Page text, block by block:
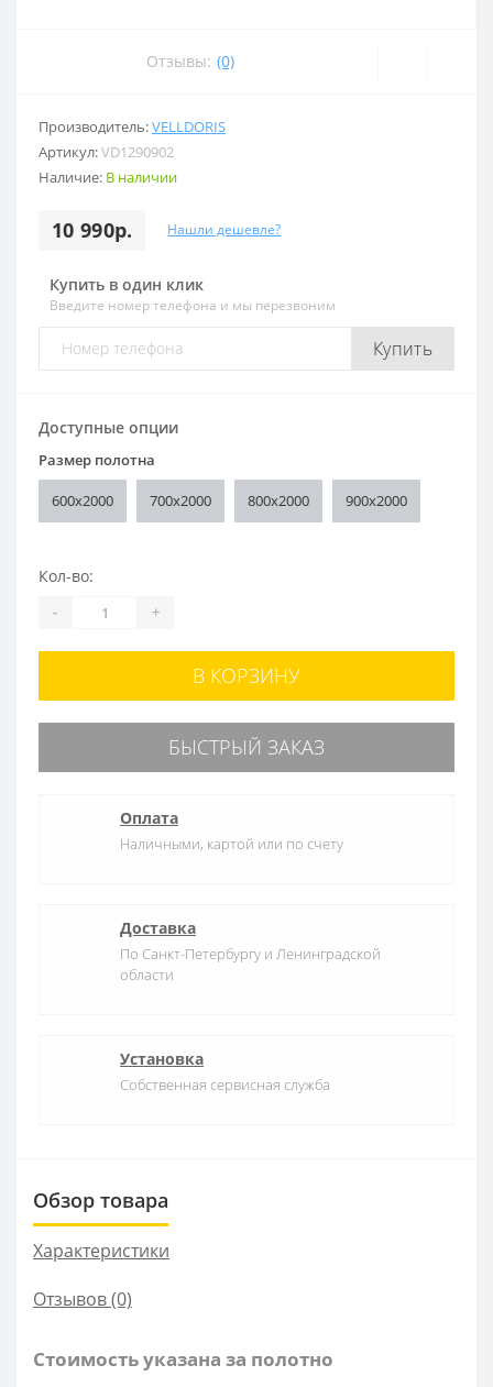
Отзывы: (0)
Производитель:VELLDORIS
Артикул:VD1290902
Наличие: В наличии
10 990р. Нашли дешевле?
Купить в один клик
Введите номер телефона и мы перезвоним
Купить
Доступные опции
Размер полотна
600x2000 700x2000 800x2000 900x2000
Кол-во:
- +
В КОРЗИНУ
БЫСТРЫЙ ЗАКАЗ
Оплата
Наличными, картой или по счету
Доставка
По Санкт-Петербургу и Ленинградской
области
Установка
Собственная сервисная служба
Обзор товара
Характеристики
Отзывов (0)
Стоимость указана за полотно